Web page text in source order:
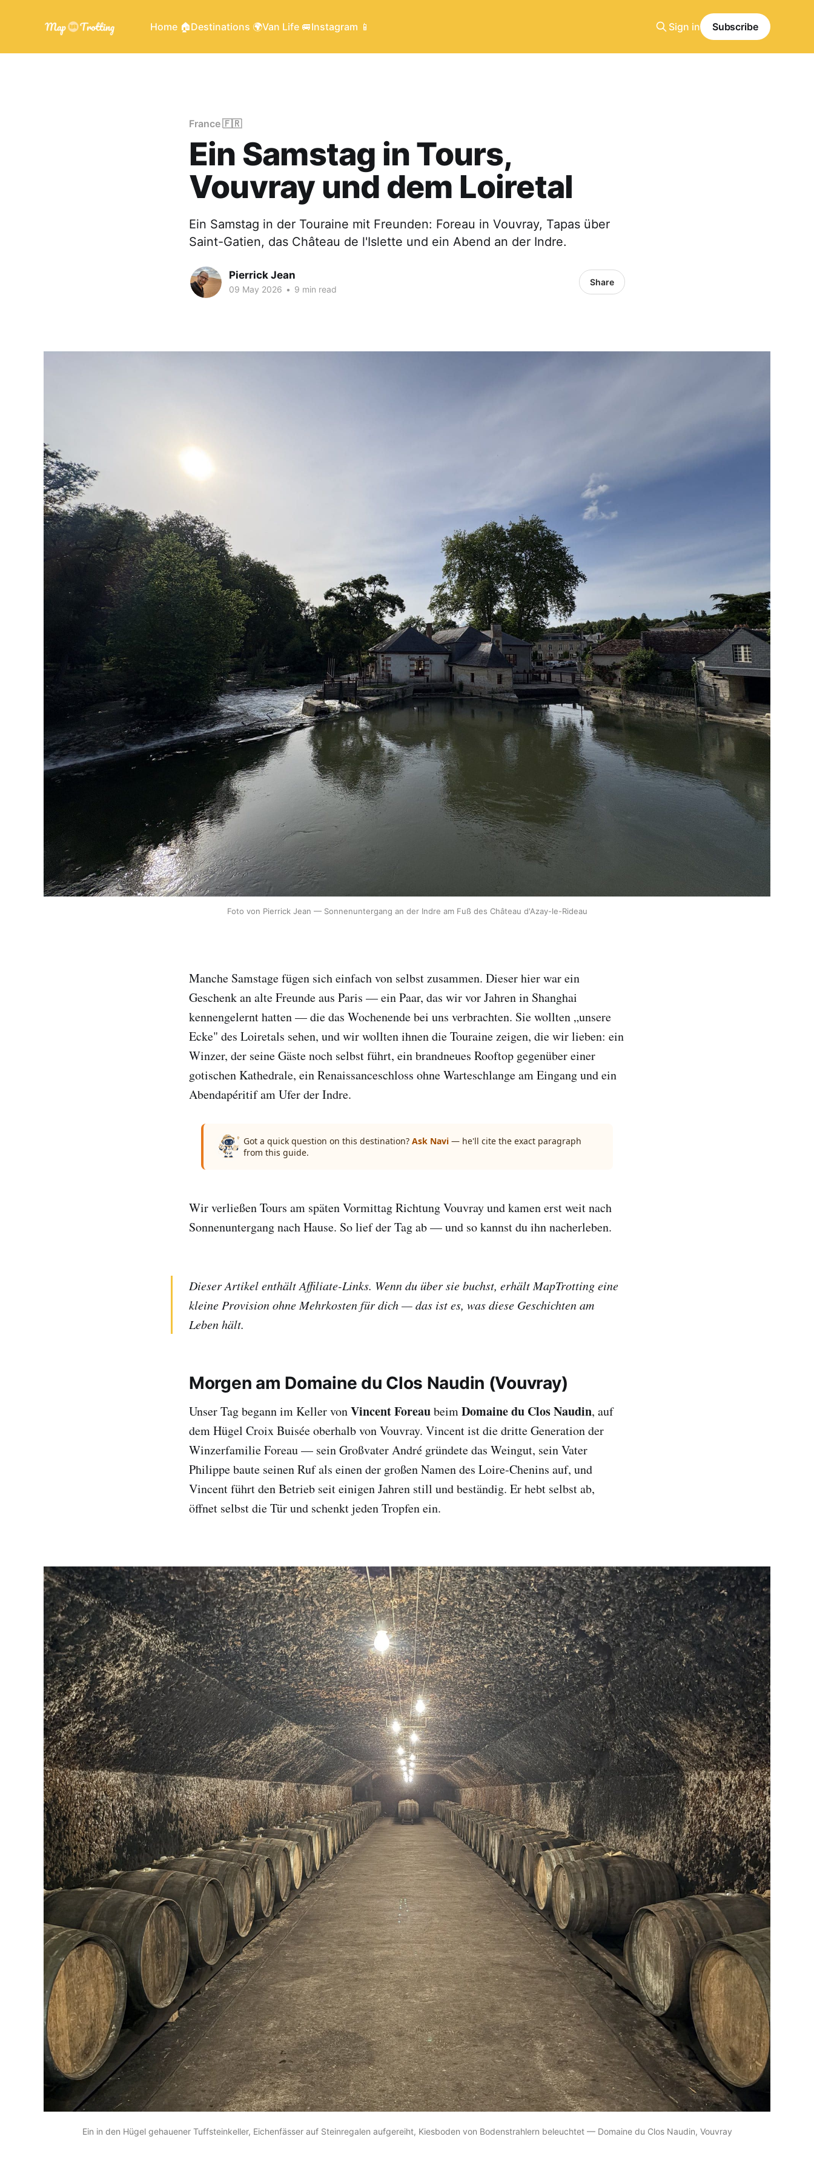
Home 🏠Destinations 🌍Van Life 🚐Instagram 📱 Sign in Subscribe
France 🇫🇷
Ein Samstag in Tours,
Vouvray und dem Loiretal
Ein Samstag in der Touraine mit Freunden: Foreau in Vouvray, Tapas über
Saint-Gatien, das Château de l'Islette und ein Abend an der Indre.
Pierrick Jean
09 May 2026 • 9 min read
Share
Foto von Pierrick Jean — Sonnenuntergang an der Indre am Fuß des Château d'Azay-le-Rideau
Manche Samstage fügen sich einfach von selbst zusammen. Dieser hier war ein
Geschenk an alte Freunde aus Paris — ein Paar, das wir vor Jahren in Shanghai
kennengelernt hatten — die das Wochenende bei uns verbrachten. Sie wollten „unsere
Ecke" des Loiretals sehen, und wir wollten ihnen die Touraine zeigen, die wir lieben: ein
Winzer, der seine Gäste noch selbst führt, ein brandneues Rooftop gegenüber einer
gotischen Kathedrale, ein Renaissanceschloss ohne Warteschlange am Eingang und ein
Abendapéritif am Ufer der Indre.
Got a quick question on this destination? Ask Navi — he'll cite the exact paragraph
from this guide.
Wir verließen Tours am späten Vormittag Richtung Vouvray und kamen erst weit nach
Sonnenuntergang nach Hause. So lief der Tag ab — und so kannst du ihn nacherleben.
Dieser Artikel enthält Affiliate-Links. Wenn du über sie buchst, erhält MapTrotting eine
kleine Provision ohne Mehrkosten für dich — das ist es, was diese Geschichten am
Leben hält.
Morgen am Domaine du Clos Naudin (Vouvray)
Unser Tag begann im Keller vonVincent ForeaubeimDomaine du Clos Naudin, auf
dem Hügel Croix Buisée oberhalb von Vouvray. Vincent ist die dritte Generation der
Winzerfamilie Foreau — sein Großvater André gründete das Weingut, sein Vater
Philippe baute seinen Ruf als einen der großen Namen des Loire-Chenins auf, und
Vincent führt den Betrieb seit einigen Jahren still und beständig. Er hebt selbst ab,
öffnet selbst die Tür und schenkt jeden Tropfen ein.
Ein in den Hügel gehauener Tuffsteinkeller, Eichenfässer auf Steinregalen aufgereiht, Kiesboden von Bodenstrahlern beleuchtet — Domaine du Clos Naudin, Vouvray